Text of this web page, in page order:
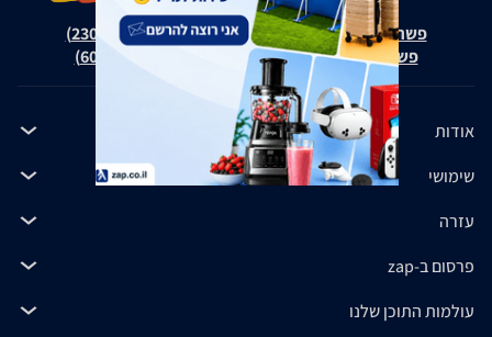
פשרה בת"צ אבנצ'יק נ' זאפ גרופ (ת"צ 23008-08-20)
פשרה בת"צ כהנים נ' זאפ גרופ (ת"צ 60371-12-19)
אודות
שימושי
עזרה
פרסום ב-zap
עולמות התוכן שלנו